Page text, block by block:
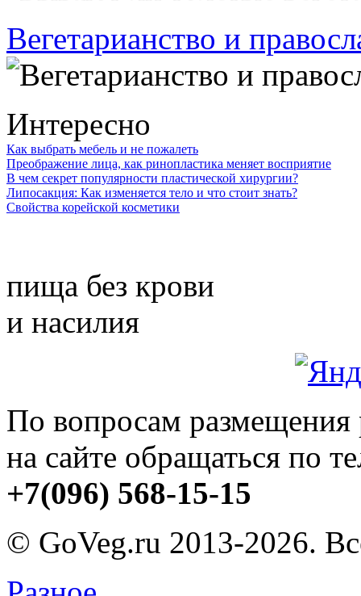
Вегетарианство и
Интересно
Как выбрать мебель и не пожалеть
Преображение лица, как ринопластика меняет восприятие
В чем секрет популярности пластической хирургии?
Липосакция: Как изменяется тело и что стоит знать?
Свойства корейской косметики
пища без крови
и насилия
По вопросам размещения
на сайте обращаться по
+7(096) 568-15-15
© GoVeg.ru 2013-2026.